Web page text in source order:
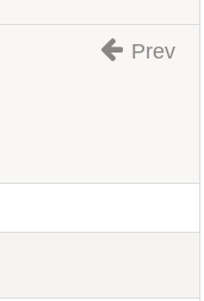
Prev